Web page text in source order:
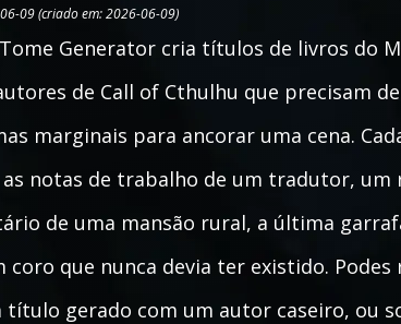
09 (criado em: 2026-06-09)
Generator cria títulos de livros do
de Call of Cthulhu que precisam
marginais para ancorar uma cena.
as notas de trabalho de um tradutor,
de uma mansão rural, a última
coro que nunca devia ter existido. Podes
título gerado com um autor caseiro, ou